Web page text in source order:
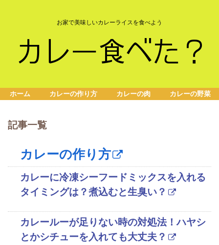
お家で美味しいカレーライスを食べよう
ホーム カレーの作り方 カレーの肉 カレーの野菜
記事一覧
カレーの作り方
カレーに冷凍シーフードミックスを入れる
タイミングは？煮込むと生臭い？
カレールーが足りない時の対処法！ハヤシ
とかシチューを入れても大丈夫？